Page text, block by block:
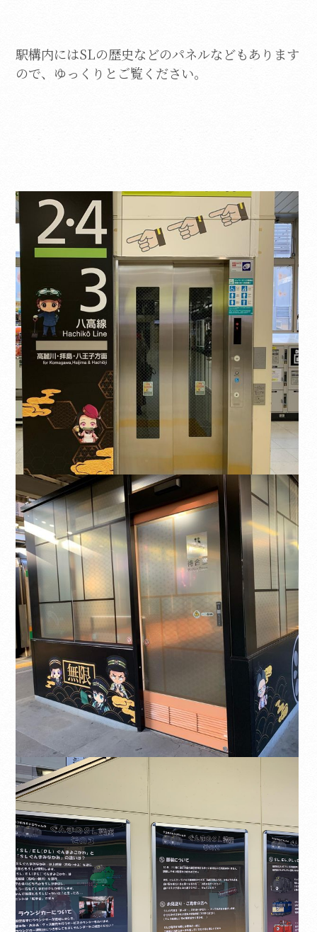
駅構内にはSLの歴史などのパネルなどもあります
ので、ゆっくりとご覧ください。